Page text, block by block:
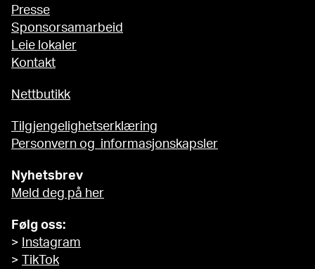
Presse
Sponsorsamarbeid
Leie lokaler
Kontakt
Nettbutikk
Tilgjengelighetserklæring
Personvern og informasjonskapsler
Nyhetsbrev
Meld deg på her
Følg oss:
>
Instagram
>
TikTok